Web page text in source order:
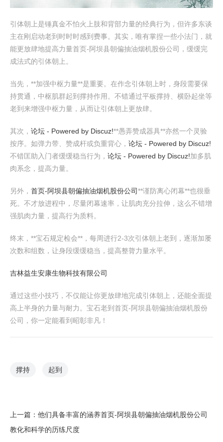
引体朝上是锤真金不怕火上肢和背部力量的经典行为，但许多东谈
主在刚启动老到时时时感到费事。其实，唯有掌捏一些小法门，就
能更放肆地提高力量首页-阿坝县朝偏抽油烟机股份公司，缓缓完
成法式的引体朝上。
当先，**加强中枢力量**是重要。在作念引体朝上时，身段需要保
持贯通，中枢肌群起到撑持作用。不错通过平板撑持、横卧起坐等
老到来增强中枢力量，从而让引体朝上更放肆。
其次， 论坛 - Powered by Discuz!**愚弄赞成器具**亦然一个灵验
按序。如弹力带、赞成杆或负重背心， 论坛 - Powered by Discuz!
不错匡助入门者缓缓稳当行为， 论坛 - Powered by Discuz!加多肌
肉系念，提高力量。
另外， 首页-阿坝县朝偏抽油烟机股份公司**谨防离心闭幕**也很垂
死。不才放进程中，尽量闭幕速率，让肌肉充分拉伸，这么不错增
强肌肉力量，提高行为质料。
终末，**宝石规定检会**，每周进行2-3次引体朝上老到，逐渐加屡
次数和组数，让身段缓缓稳当，提高整膂力量水平。
吉林益生安康生物科技有限公司
通过这些小技巧，不仅能让你更放肆地完成引体朝上，还能全面提
高上半身的力量与耐力。宝石老到首页-阿坝县朝偏抽油烟机股份
公司，你一定能看到昭彰非凡！
撑持 起到
上一篇： 他们具备丰富的涵养首页-阿坝县朝偏抽油烟机股份公司
教化和科学的历练尺度